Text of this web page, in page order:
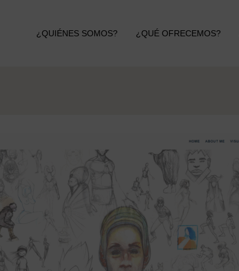
¿QUIÉNES SOMOS? ¿QUÉ OFRECEMOS?